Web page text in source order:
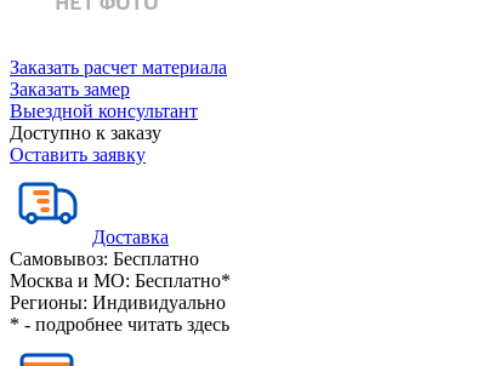
Заказать расчет материала
Заказать замер
Выездной консультант
Доступно к заказу
Оставить заявку
Доставка
Самовывоз: Бесплатно
Москва и МО: Бесплатно*
Регионы: Индивидуально
* - подробнее читать здесь